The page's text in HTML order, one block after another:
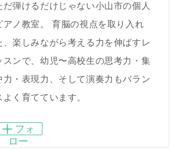
だ弾けるだけじゃない小山市の個人
アノ教室。 育脳の視点を取り入れ
、楽しみながら考える力を伸ばすレ
スンで、幼児〜高校生の思考力・集
力・表現力、そして演奏力もバラン
よく育てています。
フォ
ロー